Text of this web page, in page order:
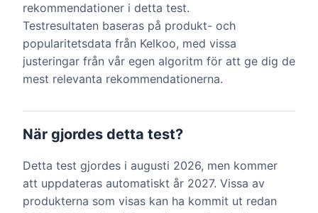
rekommendationer i detta test.
Testresultaten baseras på produkt- och
popularitetsdata från Kelkoo, med vissa
justeringar från vår egen algoritm för att ge dig de
mest relevanta rekommendationerna.
När gjordes detta test?
Detta test gjordes i augusti 2026, men kommer
att uppdateras automatiskt år 2027. Vissa av
produkterna som visas kan ha kommit ut redan